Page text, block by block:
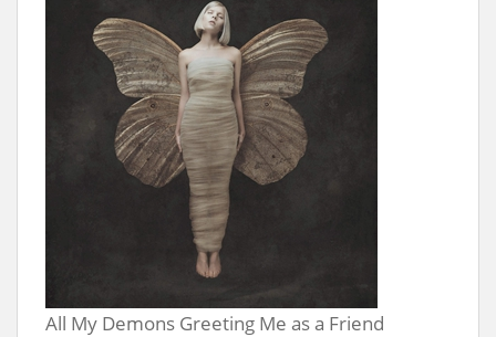
All My Demons Greeting Me as a Friend